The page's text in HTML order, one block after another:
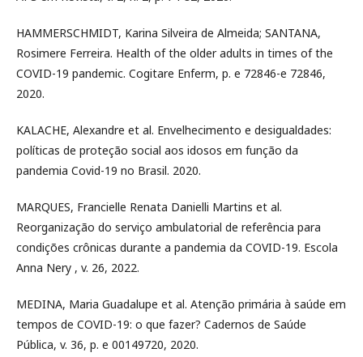
HAMMERSCHMIDT, Karina Silveira de Almeida; SANTANA,
Rosimere Ferreira. Health of the older adults in times of the
COVID-19 pandemic. Cogitare Enferm, p. e 72846-e 72846,
2020.
KALACHE, Alexandre et al. Envelhecimento e desigualdades:
políticas de proteção social aos idosos em função da
pandemia Covid-19 no Brasil. 2020.
MARQUES, Francielle Renata Danielli Martins et al.
Reorganização do serviço ambulatorial de referência para
condições crônicas durante a pandemia da COVID-19. Escola
Anna Nery , v. 26, 2022.
MEDINA, Maria Guadalupe et al. Atenção primária à saúde em
tempos de COVID-19: o que fazer? Cadernos de Saúde
Pública, v. 36, p. e 00149720, 2020.